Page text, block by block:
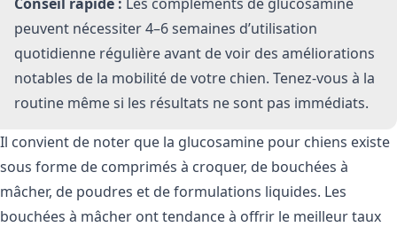
peuvent nécessiter 4–6 semaines d’utilisation
quotidienne régulière avant de voir des améliorations
notables de la mobilité de votre chien. Tenez-vous à la
routine même si les résultats ne sont pas immédiats.
Il convient de noter que la glucosamine pour chiens existe
sous forme de comprimés à croquer, de bouchées à
mâcher, de poudres et de formulations liquides. Les
bouchées à mâcher ont tendance à offrir le meilleur taux